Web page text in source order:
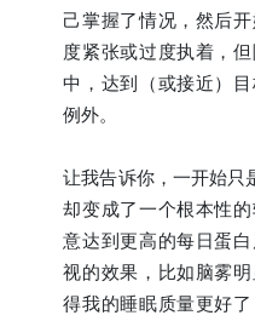
己掌握了情况，然后
度紧张或过度执着，
中，达到（或接近）
例外。
让我告诉你，一开始只
却变成了一个根本性
意达到更高的每日蛋
视的效果，比如脑雾
得我的睡眠质量更好